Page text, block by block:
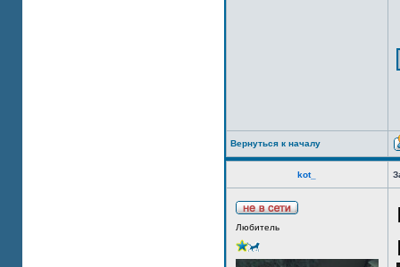
Вернуться к началу
kot_
Любитель